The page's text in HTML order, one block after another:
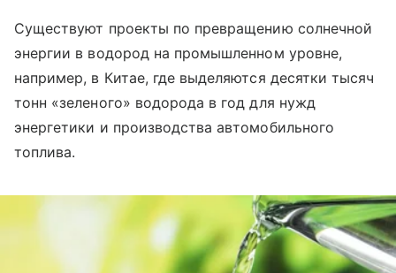
Существуют проекты по превращению солнечной
энергии в водород на промышленном уровне,
например, в Китае, где выделяются десятки тысяч
тонн «зеленого» водорода в год для нужд
энергетики и производства автомобильного
топлива.